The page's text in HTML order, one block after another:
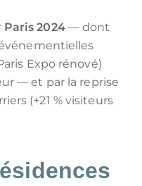
Paris 2024— dont
Expo rénové)
— et par la reprise
(+21 % visiteurs